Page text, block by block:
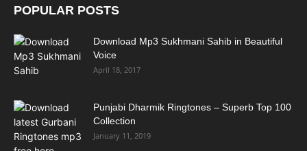
POPULAR POSTS
Download Mp3 Sukhmani Sahib in Beautiful
Voice
April 18, 2017
Punjabi Dharmik Ringtones – Superb Top 100
Collection
January 11, 2019